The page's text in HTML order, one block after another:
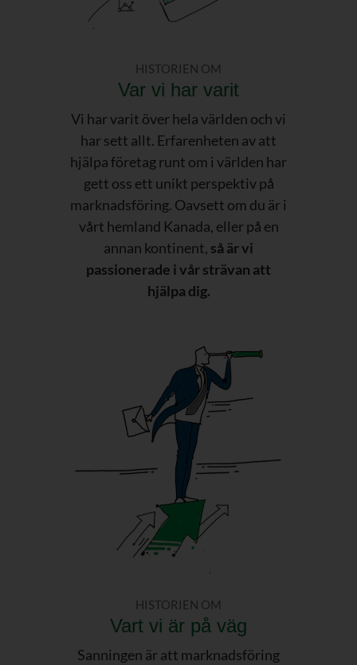
HISTORIEN OM
Var vi har varit
Vi har varit över hela världen och vi
har sett allt. Erfarenheten av att
hjälpa företag runt om i världen har
gett oss ett unikt perspektiv på
marknadsföring. Oavsett om du är i
vårt hemland Kanada, eller på en
annan kontinent, så är vi
passionerade i vår strävan att
hjälpa dig.
HISTORIEN OM
Vart vi är på väg
Sanningen är att marknadsföring